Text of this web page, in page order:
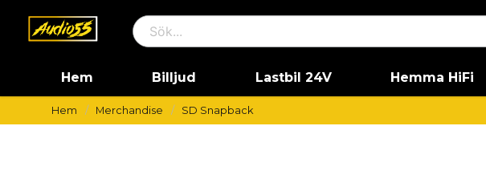
Hem Billjud Lastbil 24V Hemma HiFi
Hem Merchandise SD Snapback